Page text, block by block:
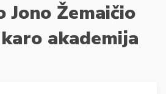
Jono Žemaičio
akademija